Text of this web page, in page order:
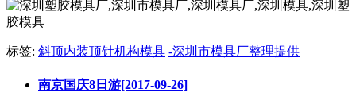
标签: 斜顶内装顶针机构模具 -深圳市模具厂整理提供
南京国庆8日游[2017-09-26]